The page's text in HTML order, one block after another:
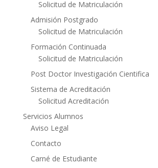
Solicitud de Matriculación
Admisión Postgrado
Solicitud de Matriculación
Formación Continuada
Solicitud de Matriculación
Post Doctor Investigación Cientifica
Sistema de Acreditación
Solicitud Acreditación
Servicios Alumnos
Aviso Legal
Contacto
Carné de Estudiante